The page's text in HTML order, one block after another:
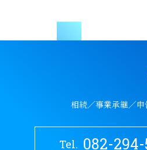
相続／事業承継／
Tel. 082-